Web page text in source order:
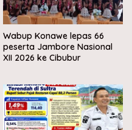
Wabup Konawe lepas 66
peserta Jambore Nasional
XII 2026 ke Cibubur